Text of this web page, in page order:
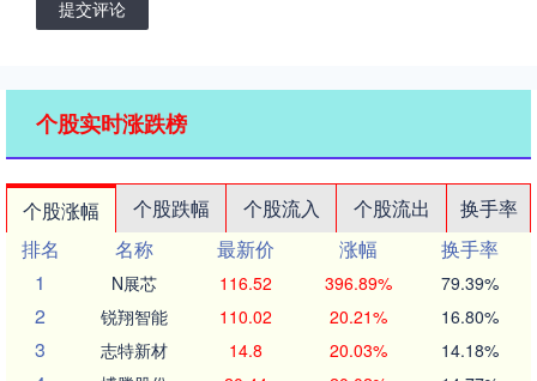
提交评论
个股实时涨跌榜
个股涨幅 个股跌幅 个股流入 个股流出
换手率
排名
名称 最新价 涨幅
换手率
1
N展芯 116.52 396.89% 79.39%
2 锐翔智能 110.02 20.21% 16.80%
3 志特新材 14.8 20.03% 14.18%